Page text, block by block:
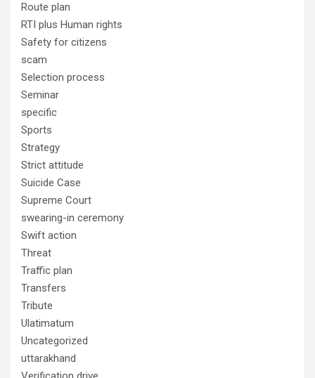
Route plan
RTI plus Human rights
Safety for citizens
scam
Selection process
Seminar
specific
Sports
Strategy
Strict attitude
Suicide Case
Supreme Court
swearing-in ceremony
Swift action
Threat
Traffic plan
Transfers
Tribute
Ulatimatum
Uncategorized
uttarakhand